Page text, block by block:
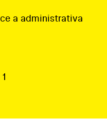
a administrativa